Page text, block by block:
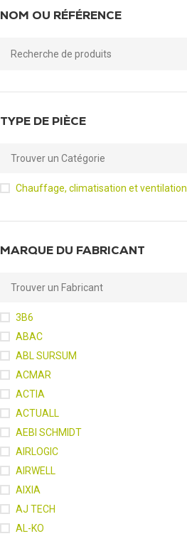
NOM OU RÉFÉRENCE
TYPE DE PIÈCE
Chauffage, climatisation et ventilation
MARQUE DU FABRICANT
3B6
ABAC
ABL SURSUM
ACMAR
ACTIA
ACTUALL
AEBI SCHMIDT
AIRLOGIC
AIRWELL
AIXIA
AJ TECH
AL-KO